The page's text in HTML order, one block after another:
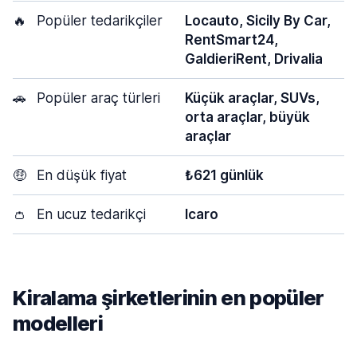
🔥 Popüler tedarikçiler
Locauto, Sicily By Car,
RentSmart24,
GaldieriRent, Drivalia
🚗 Popüler araç türleri
Küçük araçlar, SUVs,
orta araçlar, büyük
araçlar
🤑 En düşük fiyat ₺621 günlük
👛 En ucuz tedarikçi Icaro
Kiralama şirketlerinin en popüler
modelleri